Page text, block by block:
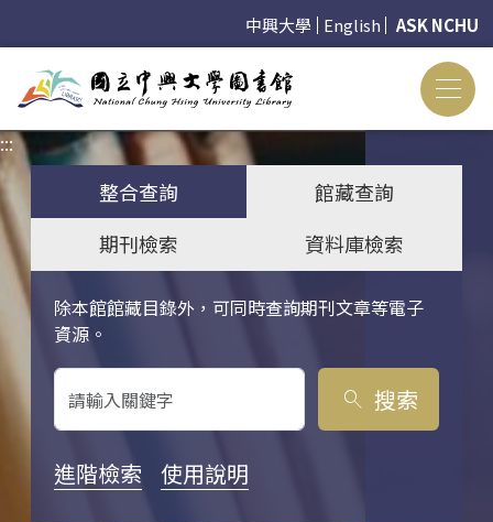
中興大學 English ASK NCHU
:::
整合查詢
館藏查詢
期刊檢索
資料庫檢索
除本館館藏目錄外，可同時查詢期刊文章等電子
資源。
關鍵字搜尋
search 搜索
進階檢索 使用說明